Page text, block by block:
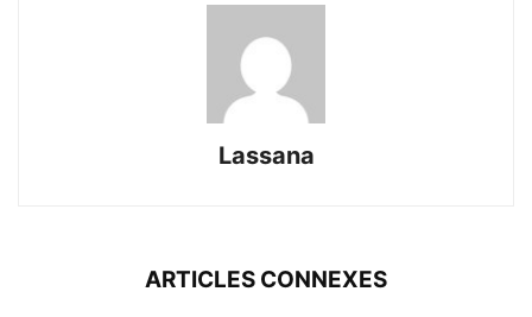
Lassana
ARTICLES CONNEXES